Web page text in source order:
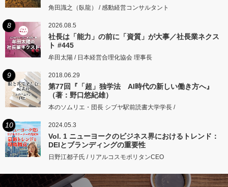
角田識之（臥龍） / 感動経営コンサルタント
8 2026.08.5
社長は「能力」の前に「資質」が大事／社長業ネクス
ト #445
牟田太陽 / 日本経営合理化協会 理事長
9 2018.06.29
第77回『「超」独学法 AI時代の新しい働き方へ』
（著：野口悠紀雄）
本のソムリエ・団長 シブヤ駅前読書大学学長 /
10 2024.05.3
Vol. 1 ニューヨークのビジネス界におけるトレンド：
DEIとブランディングの重要性
日野江都子氏 / リアルコスモポリタンCEO